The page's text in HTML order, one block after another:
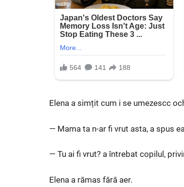
Elena a simțit cum i se umezescc
— Mama ta n-ar fi vrut asta, a spus
— Tu ai fi vrut? a întrebat copilul,
Elena a rămas fără aer.